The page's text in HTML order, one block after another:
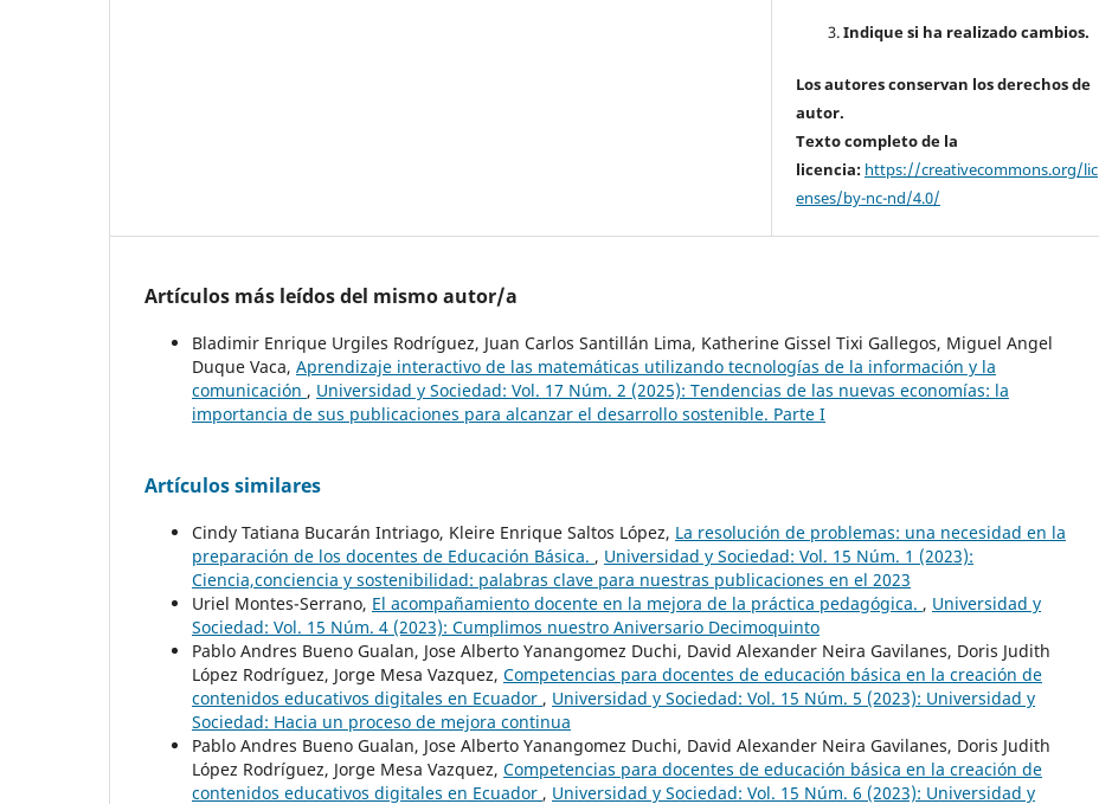
Indique si ha realizado cambios.
Los autores conservan los derechos de
autor.
Texto completo de la
licencia: https://creativecommons.org/lic
enses/by-nc-nd/4.0/
Artículos más leídos del mismo autor/a
Bladimir Enrique Urgiles Rodríguez, Juan Carlos Santillán Lima, Katherine Gissel Tixi Gallegos, Miguel Angel
Duque Vaca, Aprendizaje interactivo de las matemáticas utilizando tecnologías de la información y la
comunicación , Universidad y Sociedad: Vol. 17 Núm. 2 (2025): Tendencias de las nuevas economías: la
importancia de sus publicaciones para alcanzar el desarrollo sostenible. Parte I
Artículos similares
Cindy Tatiana Bucarán Intriago, Kleire Enrique Saltos López, La resolución de problemas: una necesidad en la
preparación de los docentes de Educación Básica. , Universidad y Sociedad: Vol. 15 Núm. 1 (2023):
Ciencia,conciencia y sostenibilidad: palabras clave para nuestras publicaciones en el 2023
Uriel Montes-Serrano, El acompañamiento docente en la mejora de la práctica pedagógica. , Universidad y
Sociedad: Vol. 15 Núm. 4 (2023): Cumplimos nuestro Aniversario Decimoquinto
Pablo Andres Bueno Gualan, Jose Alberto Yanangomez Duchi, David Alexander Neira Gavilanes, Doris Judith
López Rodríguez, Jorge Mesa Vazquez, Competencias para docentes de educación básica en la creación de
contenidos educativos digitales en Ecuador , Universidad y Sociedad: Vol. 15 Núm. 5 (2023): Universidad y
Sociedad: Hacia un proceso de mejora continua
Pablo Andres Bueno Gualan, Jose Alberto Yanangomez Duchi, David Alexander Neira Gavilanes, Doris Judith
López Rodríguez, Jorge Mesa Vazquez, Competencias para docentes de educación básica en la creación de
contenidos educativos digitales en Ecuador , Universidad y Sociedad: Vol. 15 Núm. 6 (2023): Universidad y